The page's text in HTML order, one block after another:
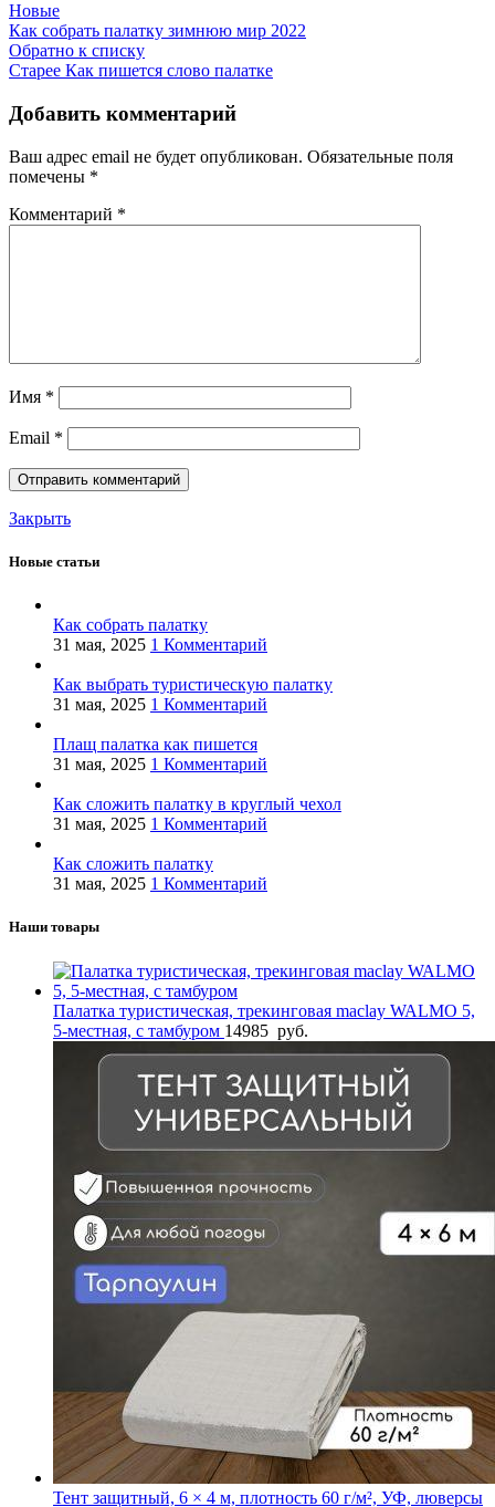
Новые
Как собрать палатку зимнюю мир 2022
Обратно к списку
Старее Как пишется слово палатке
Добавить комментарий
Ваш адрес email не будет опубликован. Обязательные поля
помечены *
Комментарий *
Имя *
Email *
Закрыть
Новые статьи
Как собрать палатку
31 мая, 2025 1 Комментарий
Как выбрать туристическую палатку
31 мая, 2025 1 Комментарий
Плащ палатка как пишется
31 мая, 2025 1 Комментарий
Как сложить палатку в круглый чехол
31 мая, 2025 1 Комментарий
Как сложить палатку
31 мая, 2025 1 Комментарий
Наши товары
Палатка туристическая, трекинговая maclay WALMO 5,
5-местная, с тамбуром 14985 руб.
Тент защитный, 6 × 4 м, плотность 60 г/м², УФ, люверсы